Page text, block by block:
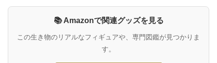
📚 Amazonで関連グッズを見る
この生き物のリアルなフィギュアや、専門図鑑が見つかりま
す。